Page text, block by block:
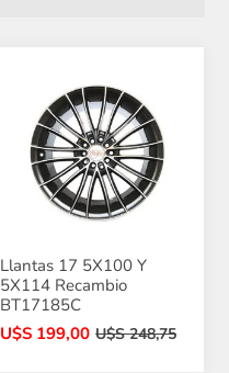
Llantas 17 5X100 Y
5X114 Recambio
BT17185C
U$S 199,00 U$S 248,75